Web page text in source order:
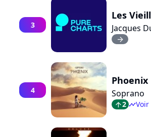
3
Les
Jacques
arrow_right
4
Phoenix
Soprano
arrow_top2 timelineVoir